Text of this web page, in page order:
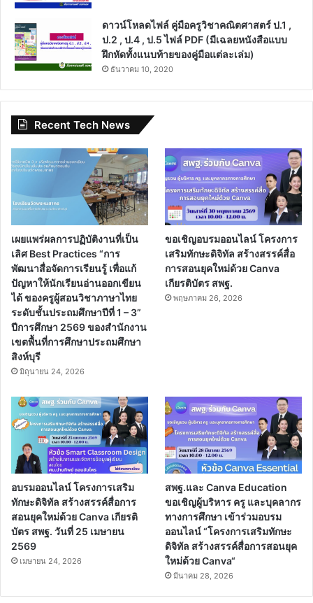
ดาวน์โหลดไฟล์ คู่มือครูวิชาคณิตศาสตร์ ป.1 ,
ป.2 , ป.4 , ป.5 ไฟล์ PDF (มีเฉลยหนังสือแบบ
ฝึกหัดทั้งแนบท้ายของคู่มือแต่ละเล่ม)
ธันวาคม 10, 2020
Recent Tech News
เผยแพร่ผลการปฏิบัติงานที่เป็น
เลิศ Best Practices “การ
พัฒนาสื่อจัดการเรียนรู้ เพื่อแก้
ปัญหาให้นักเรียนอ่านออกเขียน
ได้ ของครูผู้สอนวิชาภาษาไทย
ระดับชั้นประถมศึกษาปีที่ 1 – 3”
ปีการศึกษา 2569 ของสำนักงาน
เขตพื้นที่การศึกษาประถมศึกษา
สิงห์บุรี
มิถุนายน 24, 2026
ขอเชิญอบรมออนไลน์ โครงการ
เสริมทักษะดิจิทัล สร้างสรรค์สื่อ
การสอนยุคใหม่ด้วย Canva
เกียรติบัตร สพฐ.
พฤษภาคม 26, 2026
อบรมออนไลน์ โครงการเสริม
ทักษะดิจิทัล สร้างสรรค์สื่อการ
สอนยุคใหม่ด้วย Canva เกียรติ
บัตร สพฐ. วันที่ 25 เมษายน
2569
เมษายน 24, 2026
สพฐ.และ Canva Education
ขอเชิญผู้บริหาร ครู และบุคลากร
ทางการศึกษา เข้าร่วมอบรม
ออนไลน์ “โครงการเสริมทักษะ
ดิจิทัล สร้างสรรค์สื่อการสอนยุค
ใหม่ด้วย Canva“
มีนาคม 28, 2026